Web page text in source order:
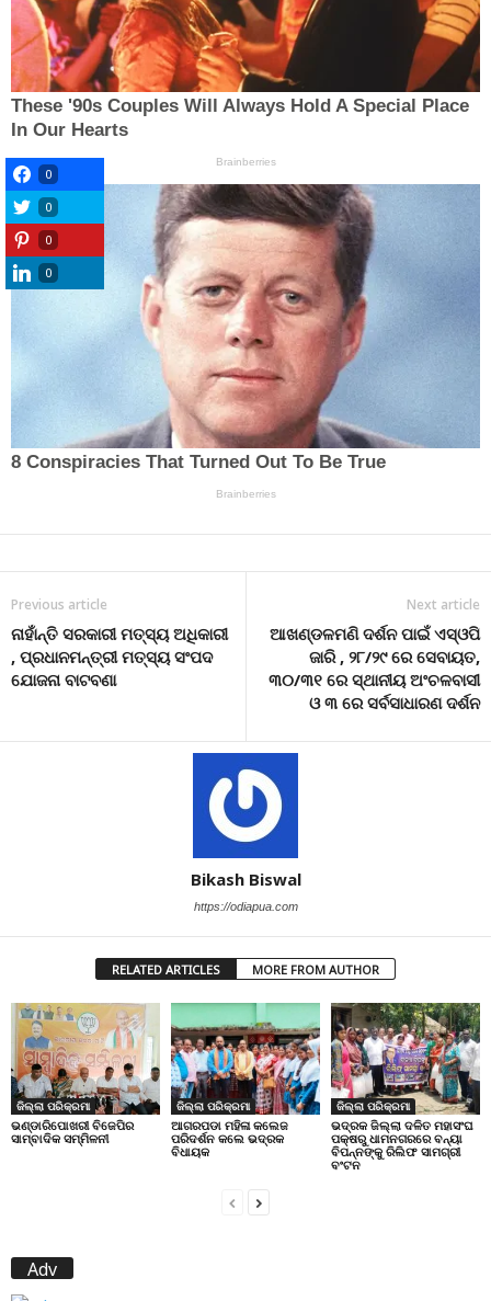
Previous article
ନାହାଁନ୍ତି ସରକାରୀ ମତ୍ସ୍ୟ ଅଧିକାରୀ
, ପ୍ରଧାନମନ୍ତ୍ରୀ ମତ୍ସ୍ୟ ସଂପଦ
ଯୋଜନା ବାଟବଣା
Next article
ଆଖଣ୍ଡଳମଣି ଦର୍ଶନ ପାଇଁ ଏସ୍‌ଓପି
ଜାରି , ୨୮/୨୯ ରେ ସେବାୟତ,
୩୦/୩୧ ରେ ସ୍ଥାନୀୟ ଅଂଚଳବାସୀ
ଓ ୩ ରେ ସର୍ବସାଧାରଣ ଦର୍ଶନ
Bikash Biswal
https://odiapua.com
RELATED ARTICLES MORE FROM AUTHOR
ଜିଲ୍ଲା ପରିକ୍ରମା
ଭଣ୍ଡାରିପୋଖରୀ ବିଜେପିର
ସାମ୍ବାଦିକ ସମ୍ମିଳନୀ
ଜିଲ୍ଲା ପରିକ୍ରମା
ଆଗରପଡା ମହିଳା କଲେଜ
ପରିଦର୍ଶନ କଲେ ଭଦ୍ରକ
ବିଧାୟକ
ଜିଲ୍ଲା ପରିକ୍ରମା
ଭଦ୍ରକ ଜିଲ୍ଲା ଦଳିତ ମହାସଂଘ
ପକ୍ଷରୁ ଧାମନଗରରେ ବନ୍ୟା
ବିପନ୍ନଙ୍କୁ ରିଲିଫ ସାମଗ୍ରୀ
ବଂଟନ
Adv
0
0
0
0